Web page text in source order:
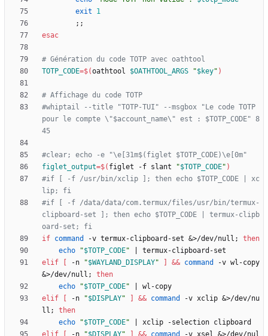
exit
1
; ;
esac
# Génération du code TOTP avec oathtool
TOTP_CODE=$(oathtool $OATHTOOL_ARGS "$key" )
# Affichage du code TOTP
#whiptail --title "TOTP-TUI" --msgbox "Le code TOTP
pour le compte \"$account_name\" est : $TOTP_CODE" 8
45
#clear; echo -e "\e[31m$(figlet $TOTP_CODE)\e[0m"
figlet_output=$( figlet -f slant "$TOTP_CODE" )
#if [ -f /usr/bin/xclip ]; then echo $TOTP_CODE | xc
lip; fi
#if [ -f /data/data/com.termux/files/usr/bin/termux-
clipboard-set ]; then echo $TOTP_CODE | termux-clipb
oard-set; fi
if command -v termux-clipboard-set &>/dev/null ;
then
echo
"$TOTP_CODE"
elif
-n "$WAYLAND_DISPLAY" && command
&>/dev/null ;
then
echo
"$TOTP_CODE"
elif
-n "$DISPLAY" && command -v xclip &>/dev/nu
ll ;
then
echo
"$TOTP_CODE"